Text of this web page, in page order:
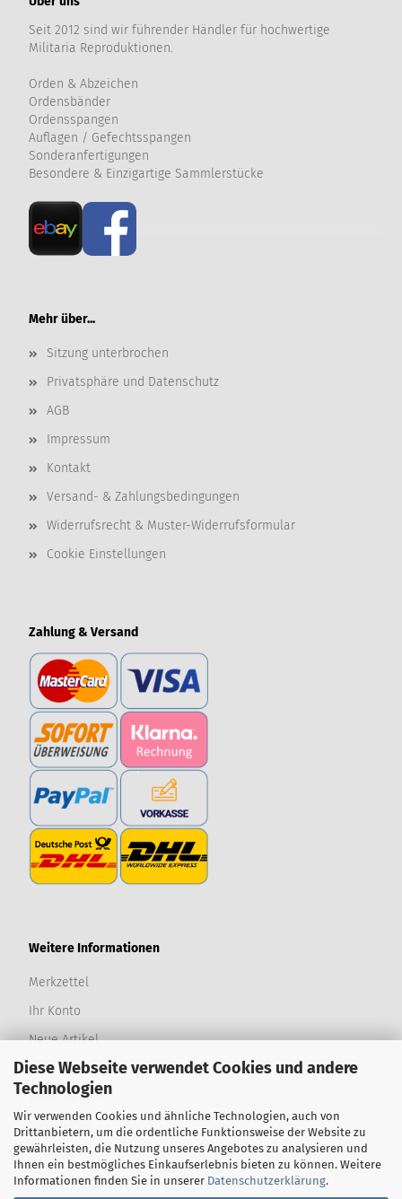
Diese Webseite verwendet Cookies und andere
Technologien
Wir verwenden Cookies und ähnliche Technologien, auch von
Drittanbietern, um die ordentliche Funktionsweise der Website zu
gewährleisten, die Nutzung unseres Angebotes zu analysieren und
Ihnen ein bestmögliches Einkaufserlebnis bieten zu können. Weitere
Informationen finden Sie in unserer Datenschutzerklärung.
Seit 2012 sind wir führender Händler für hochwertige
Militaria Reproduktionen.
Orden & Abzeichen
Ordensbänder
Ordensspangen
Auflagen / Gefechtsspangen
Sonderanfertigungen
Besondere & Einzigartige Sammlerstücke
Mehr über...
Sitzung unterbrochen
Privatsphäre und Datenschutz
AGB
Impressum
Kontakt
Versand- & Zahlungsbedingungen
Widerrufsrecht & Muster-Widerrufsformular
Cookie Einstellungen
Zahlung & Versand
Weitere Informationen
Merkzettel
Ihr Konto
Neue Artikel
Produktwünsche
Bewertungen
Newsletter
Sitemap
Erweiterte Suche